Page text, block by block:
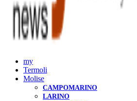
my
Termoli
Molise
CAMPOMARINO
LARINO